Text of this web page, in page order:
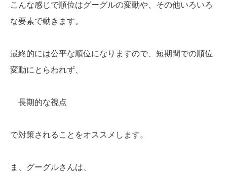
こんな感じで順位はグーグルの変動や、その他いろいろ
な要素で動きます。
最終的には公平な順位になりますので、短期間での順位
変動にとらわれず、
長期的な視点
で対策されることをオススメします。
ま、グーグルさんは、